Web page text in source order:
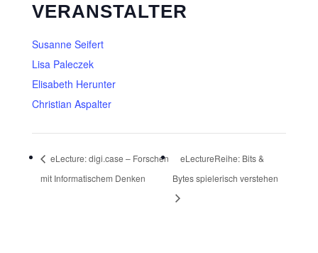
VERANSTALTER
Susanne Seifert
Lisa Paleczek
Elisabeth Herunter
Christian Aspalter
eLecture: digi.case – Forschen
mit Informatischem Denken
eLectureReihe: Bits &
Bytes spielerisch verstehen